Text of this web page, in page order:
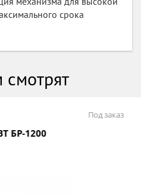
срока
смотрят
Под заказ
1200